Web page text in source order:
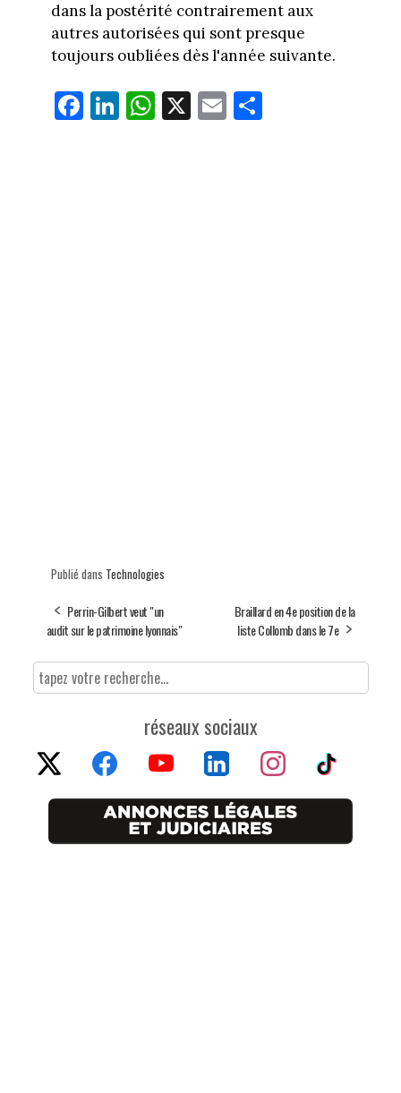
dans la postérité contrairement aux
autres autorisées qui sont presque
toujours oubliées dès l'année suivante.
Fa
ce
Li
nk
W
ha
X E
m
Pa
rt
Publié dans Technologies
Perrin-Gilbert veut "un
audit sur le patrimoine lyonnais"
Braillard en 4e position de la
liste Collomb dans le 7e
réseaux sociaux